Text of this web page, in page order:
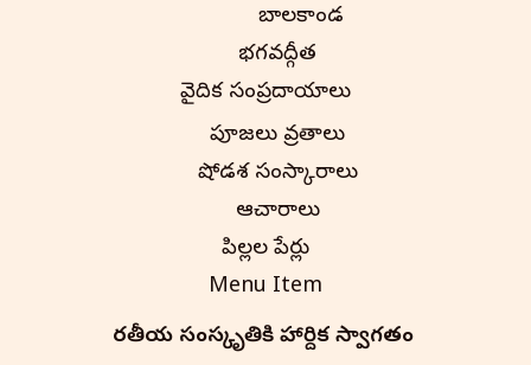
బాలకాండ
భగవద్గీత
వైదిక సంప్రదాయాలు
పూజలు వ్రతాలు
షోడశ సంస్కారాలు
ఆచారాలు
పిల్లల పేర్లు
Menu Item
భారతీయ సంస్కృతి‌కి హార్దిక స్వాగతం